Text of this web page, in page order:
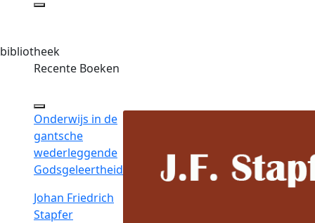
bibliotheek
Recente Boeken
Onderwijs in de
gantsche
wederleggende
Godsgeleertheid
Johan Friedrich
Stapfer